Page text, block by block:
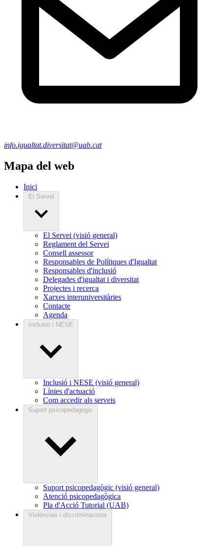
info.igualtat.diversitat@uab.cat
Mapa del web
Inici
El Servei
El Servei (visió general)
Reglament del Servei
Consell assessor
Responsables de Polítiques d'Igualtat
Responsables d'inclusió
Delegades d'igualtat i diversitat
Projectes i recerca
Xarxes interuniversitàries
Contacte
Agenda
Inclusió i NESE
Inclusió i NESE (visió general)
Línies d'actuació
Com accedir als serveis
Suport psicopedagògic
Suport psicopedagògic (visió general)
Atenció psicopedagògica
Pla d'Acció Tutorial (UAB)
Violències i discriminacions